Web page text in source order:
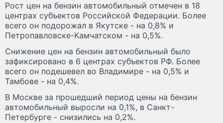
Рост цен на бензин автомобильный отмечен в 18
центрах субъектов Российской Федерации. Более
всего он подорожал в Якутске - на 0,8% и
Петропавловске-Камчатском - на 0,5%.
Снижение цен на бензин автомобильный было
зафиксировано в 6 центрах субъектов РФ. Более
всего он подешевел во Владимире - на 0,5% и
Тамбове - на 0,4%.
В Москве за прошедший период цены на бензин
автомобильный выросли на 0,1%, в Санкт-
Петербурге - снизились на 0,2%.